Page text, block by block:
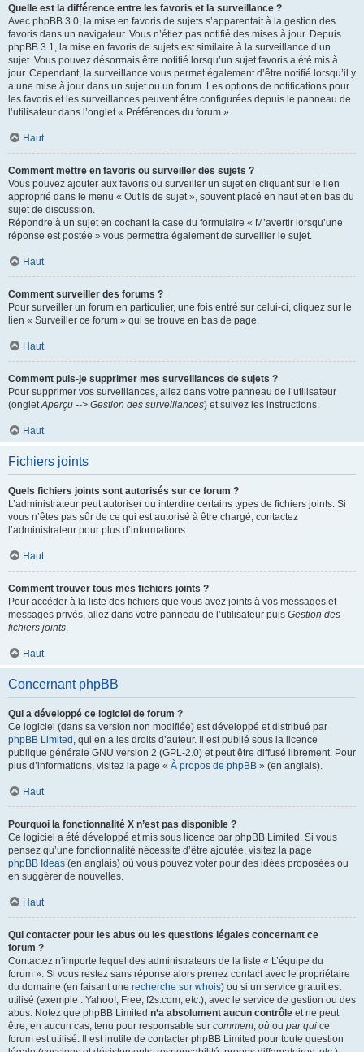
Quelle est la différence entre les favoris et la surveillance ?
Avec phpBB 3.0, la mise en favoris de sujets s’apparentait à la gestion des
favoris dans un navigateur. Vous n’étiez pas notifié des mises à jour. Depuis
phpBB 3.1, la mise en favoris de sujets est similaire à la surveillance d’un
sujet. Vous pouvez désormais être notifié lorsqu’un sujet favoris a été mis à
jour. Cependant, la surveillance vous permet également d’être notifié lorsqu’il y
a une mise à jour dans un sujet ou un forum. Les options de notifications pour
les favoris et les surveillances peuvent être configurées depuis le panneau de
l’utilisateur dans l’onglet « Préférences du forum ».
Haut
Comment mettre en favoris ou surveiller des sujets ?
Vous pouvez ajouter aux favoris ou surveiller un sujet en cliquant sur le lien
approprié dans le menu « Outils de sujet », souvent placé en haut et en bas du
sujet de discussion.
Répondre à un sujet en cochant la case du formulaire « M’avertir lorsqu’une
réponse est postée » vous permettra également de surveiller le sujet.
Haut
Comment surveiller des forums ?
Pour surveiller un forum en particulier, une fois entré sur celui-ci, cliquez sur le
lien « Surveiller ce forum » qui se trouve en bas de page.
Haut
Comment puis-je supprimer mes surveillances de sujets ?
Pour supprimer vos surveillances, allez dans votre panneau de l’utilisateur
(ongletAperçu --> Gestion des surveillances) et suivez les instructions.
Haut
Fichiers joints
Quels fichiers joints sont autorisés sur ce forum ?
L’administrateur peut autoriser ou interdire certains types de fichiers joints. Si
vous n’êtes pas sûr de ce qui est autorisé à être chargé, contactez
l’administrateur pour plus d’informations.
Haut
Comment trouver tous mes fichiers joints ?
Pour accéder à la liste des fichiers que vous avez joints à vos messages et
messages privés, allez dans votre panneau de l’utilisateur puis Gestion des
fichiers joints.
Haut
Concernant phpBB
Qui a développé ce logiciel de forum ?
Ce logiciel (dans sa version non modifiée) est développé et distribué par
phpBB Limited , qui en a les droits d’auteur. Il est publié sous la licence
publique générale GNU version 2 (GPL-2.0) et peut être diffusé librement. Pour
plus d’informations, visitez la page « À propos de phpBB » (en anglais).
Haut
Pourquoi la fonctionnalité X n’est pas disponible ?
Ce logiciel a été développé et mis sous licence par phpBB Limited. Si vous
pensez qu’une fonctionnalité nécessite d’être ajoutée, visitez la page
phpBB Ideas (en anglais) où vous pouvez voter pour des idées proposées ou
en suggérer de nouvelles.
Haut
Qui contacter pour les abus ou les questions légales concernant ce
forum ?
Contactez n’importe lequel des administrateurs de la liste « L’équipe du
forum ». Si vous restez sans réponse alors prenez contact avec le propriétaire
du domaine (en faisant une recherche sur whois) ou si un service gratuit est
utilisé (exemple : Yahoo!, Free, f2s.com, etc.), avec le service de gestion ou des
abus. Notez que phpBB Limited n’a absolument aucun contrôle et ne peut
être, en aucun cas, tenu pour responsable sur comment, où ou par qui ce
forum est utilisé. Il est inutile de contacter phpBB Limited pour toute question